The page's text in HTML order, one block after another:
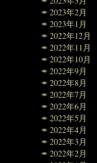
2023年2月
2023年1月
2022年12月
2022年11月
2022年10月
2022年9月
2022年8月
2022年7月
2022年6月
2022年5月
2022年4月
2022年3月
2022年2月